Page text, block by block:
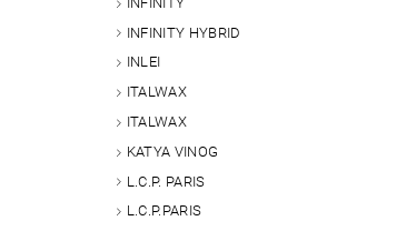
INFINITY HYBRID
INLEI
ITALWAX
ITALWAX
KATYA VINOG
L.C.P. PARIS
L.C.P.PARIS